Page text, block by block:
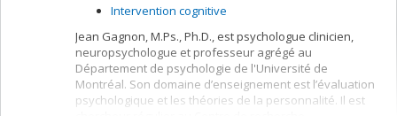
Intervention cognitive
Jean Gagnon, M.Ps., Ph.D., est psychologue clinicien,
neuropsychologue et professeur agrégé au
Département de psychologie de l'Université de
Montréal. Son domaine d’enseignement est l’évaluation
psychologique et les théories de la personnalité. Il est